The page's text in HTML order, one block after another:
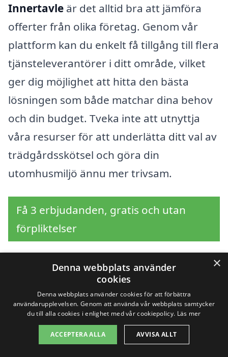
Innertavle är det alltid bra att jämföra
offerter från olika företag. Genom vår
plattform kan du enkelt få tillgång till flera
tjänsteleverantörer i ditt område, vilket
ger dig möjlighet att hitta den bästa
lösningen som både matchar dina behov
och din budget. Tveka inte att utnyttja
våra resurser för att underlätta ditt val av
trädgårdsskötsel och göra din
utomhusmiljö ännu mer trivsam.
Få 3 erbjudanden, gratis och utan
förpliktelser
Sök efter en
professionell för
trädgårdsskötsel i
×
Denna webbplats använder
cookies
Denna webbplats använder cookies för att förbättra
användarupplevelsen. Genom att använda vår webbplats samtycker
du till alla cookies i enlighet med vår cookiepolicy. Läs mer
ACCEPTERA ALLA AVVISA ALLT